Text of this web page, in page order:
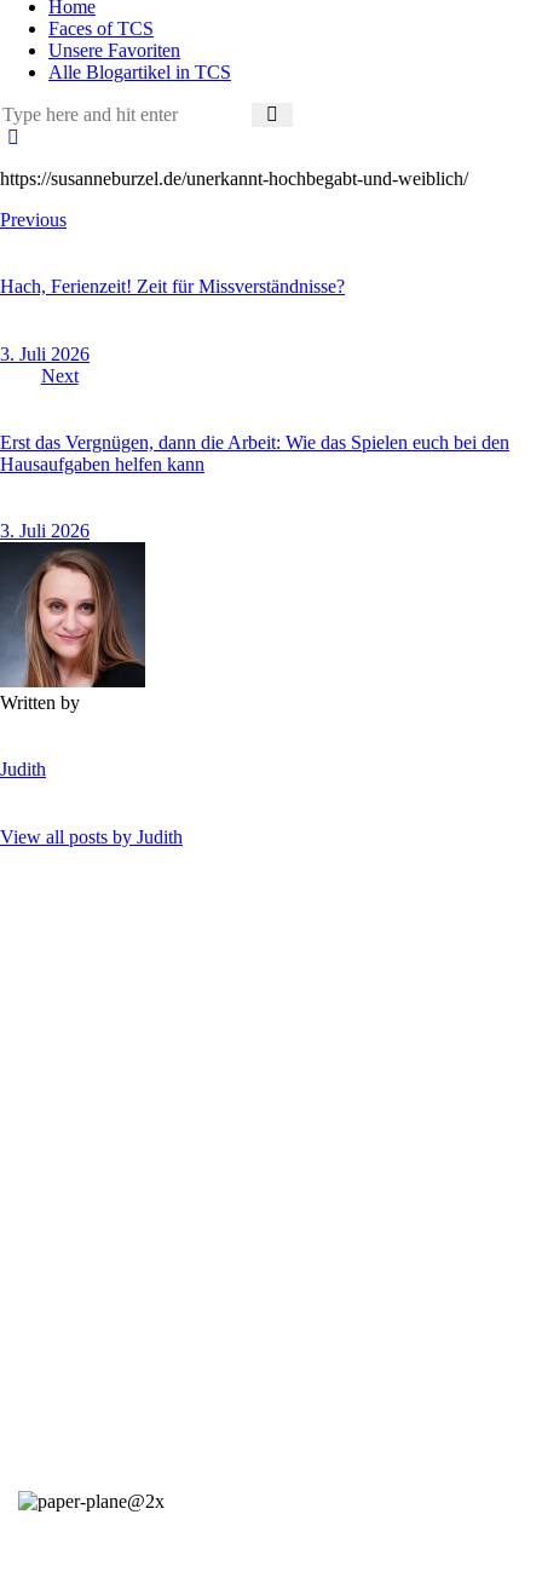
Home
Faces of TCS
Unsere Favoriten
Alle Blogartikel in TCS
https://susanneburzel.de/unerkannt-hochbegabt-und-weiblich/
Previous
Hach, Ferienzeit! Zeit für Missverständnisse?
3. Juli 2026
Next
Erst das Vergnügen, dann die Arbeit: Wie das Spielen euch bei den
Hausaufgaben helfen kann
3. Juli 2026
Written by
Judith
View all posts by Judith